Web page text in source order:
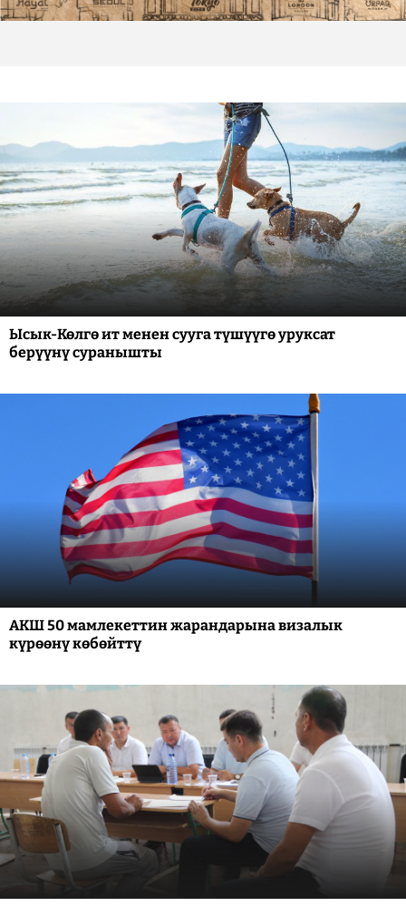
Ысык-Көлгө ит менен сууга түшүүгө уруксат
берүүнү суранышты
АКШ 50 мамлекеттин жарандарына визалык
күрөөнү көбөйттү